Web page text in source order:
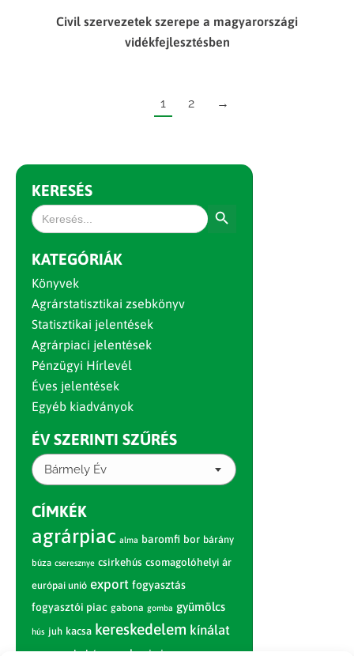
Civil szervezetek szerepe a magyarországi
vidékfejlesztésben
1 2 →
KERESÉS
Search
for:
KATEGÓRIÁK
Könyvek
Agrárstatisztikai zsebkönyv
Statisztikai jelentések
Agrárpiaci jelentések
Pénzügyi Hírlevél
Éves jelentések
Egyéb kiadványok
ÉV SZERINTI SZŰRÉS
Bármely Év
CÍMKÉK
agrárpiac alma baromfi bor bárány
búza cseresznye csirkehús csomagolóhelyi ár
európai unió export fogyasztás
fogyasztói piac gabona gomba gyümölcs
hús juh kacsa kereskedelem kínálat